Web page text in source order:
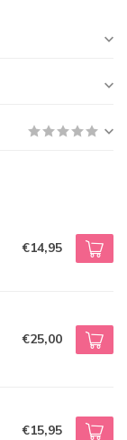
€14,95
€25,00
€15,95